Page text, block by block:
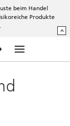
beim Handel
Produkte
^